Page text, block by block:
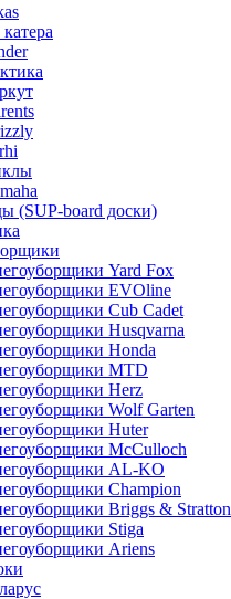
(SUP-board доски)
Yard Fox
EVOline
Cub Cadet
Husqvarna
Honda
MTD
Herz
Wolf Garten
Huter
McCulloch
AL-KO
Champion
Briggs & Stratton
Stiga
Ariens